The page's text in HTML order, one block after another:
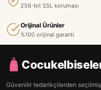
256-bit SSL koruması
Orijinal Ürünler
%100 orijinal garanti
Güvenilir tedarikçilerden